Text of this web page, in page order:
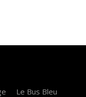
Le Bus Bleu